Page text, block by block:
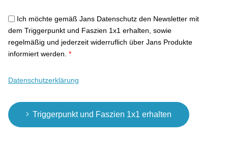
Ich möchte gemäß Jans Datenschutz den Newsletter mit
dem Triggerpunkt und Faszien 1x1 erhalten, sowie
regelmäßig und jederzeit widerruflich über Jans Produkte
informiert werden. *
Datenschutzerklärung
Triggerpunkt und Faszien 1x1 erhalten